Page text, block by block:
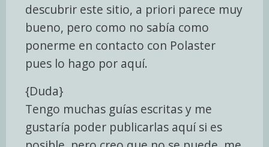
descubrir este sitio, a priori parece muy
bueno, pero como no sabía como
ponerme en contacto con Polaster
pues lo hago por aquí.
{Duda}
Tengo muchas guías escritas y me
gustaría poder publicarlas aquí si es